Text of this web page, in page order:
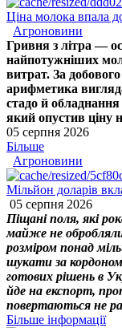
Ціна молока впала
Агроновини
Гривня з літра —
найпотужніших
витрат. За
арифметика
стадо й обладнання
який опустив ціну
05 серпня 2026
Більше
Агроновини
Мільйон доларів
05 серпня 2026
Піщані поля, які
майже не
розміром понад
шукати за
готових рішень в
йде на експорт,
повертаються не
Більше інформації